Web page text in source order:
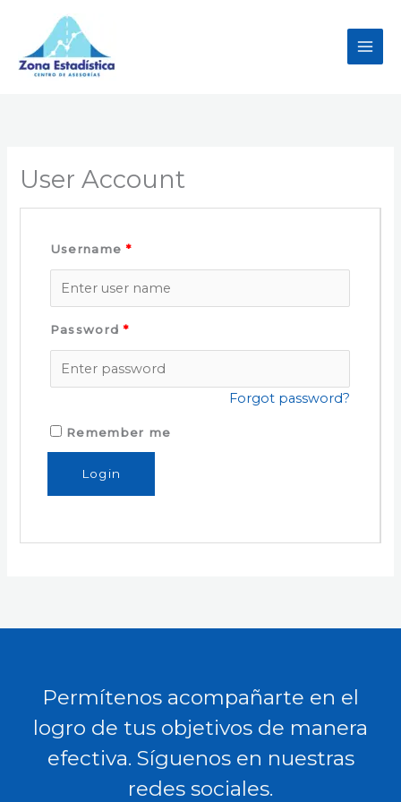
contenido
User Account
Username*
Password*
Forgot password?
Remember me
Permítenos acompañarte en el
logro de tus objetivos de manera
efectiva. Síguenos en nuestras
redes sociales.